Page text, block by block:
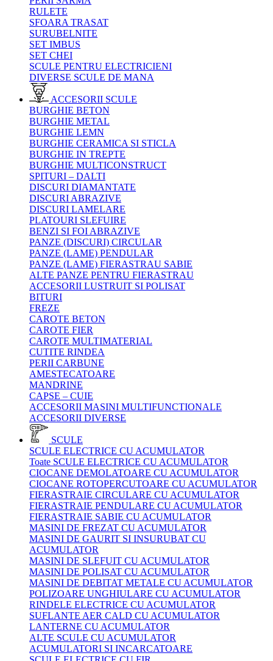
RULETE
SFOARA TRASAT
SURUBELNITE
SET IMBUS
SET CHEI
SCULE PENTRU ELECTRICIENI
DIVERSE SCULE DE MANA
ACCESORII SCULE
BURGHIE BETON
BURGHIE METAL
BURGHIE LEMN
BURGHIE CERAMICA SI STICLA
BURGHIE IN TREPTE
BURGHIE MULTICONSTRUCT
SPITURI – DALTI
DISCURI DIAMANTATE
DISCURI ABRAZIVE
DISCURI LAMELARE
PLATOURI SLEFUIRE
BENZI SI FOI ABRAZIVE
PANZE (DISCURI) CIRCULAR
PANZE (LAME) PENDULAR
PANZE (LAME) FIERASTRAU SABIE
ALTE PANZE PENTRU FIERASTRAU
ACCESORII LUSTRUIT SI POLISAT
BITURI
FREZE
CAROTE BETON
CAROTE FIER
CAROTE MULTIMATERIAL
CUTITE RINDEA
PERII CARBUNE
AMESTECATOARE
MANDRINE
CAPSE – CUIE
ACCESORII MASINI MULTIFUNCTIONALE
ACCESORII DIVERSE
SCULE
SCULE ELECTRICE CU ACUMULATOR
Toate SCULE ELECTRICE CU ACUMULATOR
CIOCANE DEMOLATOARE CU ACUMULATOR
CIOCANE ROTOPERCUTOARE CU ACUMULATOR
FIERASTRAIE CIRCULARE CU ACUMULATOR
FIERASTRAIE PENDULARE CU ACUMULATOR
FIERASTRAIE SABIE CU ACUMULATOR
MASINI DE FREZAT CU ACUMULATOR
MASINI DE GAURIT SI INSURUBAT CU
ACUMULATOR
MASINI DE SLEFUIT CU ACUMULATOR
MASINI DE POLISAT CU ACUMULATOR
MASINI DE DEBITAT METALE CU ACUMULATOR
POLIZOARE UNGHIULARE CU ACUMULATOR
RINDELE ELECTRICE CU ACUMULATOR
SUFLANTE AER CALD CU ACUMULATOR
LANTERNE CU ACUMULATOR
ALTE SCULE CU ACUMULATOR
ACUMULATORI SI INCARCATOARE